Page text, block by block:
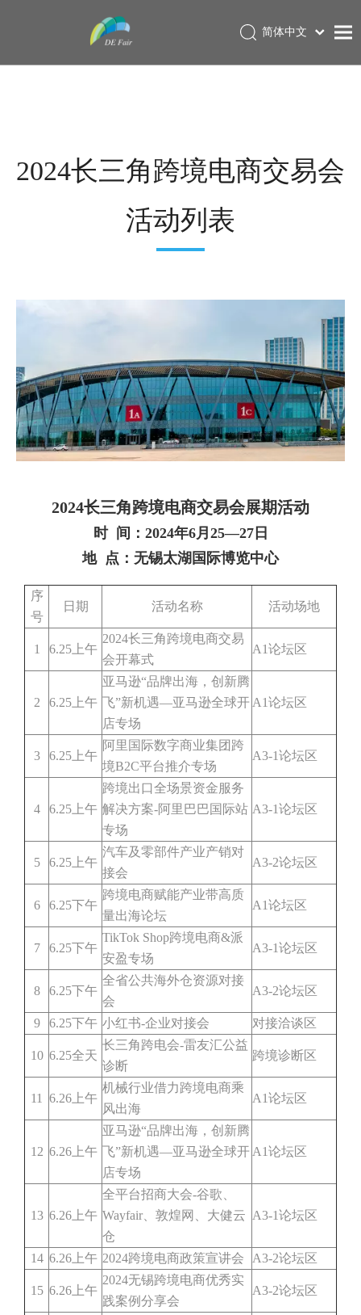
展会服务
简体中文
2024长三角跨境电商交易会
活动列表
2024长三角跨境电商交易会展期活动
时 间：2024年6月25—27日
地 点：无锡太湖国际博览中心
序
号
日期 活动名称 活动场地
1 6.25上午
2024长三角跨境电商交易
会开幕式
A1论坛区
2 6.25上午
亚马逊“品牌出海，创新腾
飞”新机遇—亚马逊全球开
店专场
A1论坛区
3 6.25上午
阿里国际数字商业集团跨
境B2C平台推介专场
A3-1论坛区
4 6.25上午
跨境出口全场景资金服务
解决方案-阿里巴巴国际站
专场
A3-1论坛区
5 6.25上午
汽车及零部件产业产销对
接会
A3-2论坛区
6 6.25下午
跨境电商赋能产业带高质
量出海论坛
A1论坛区
7 6.25下午
TikTok Shop跨境电商&派
安盈专场
A3-1论坛区
8 6.25下午
全省公共海外仓资源对接
会
A3-2论坛区
9 6.25下午 小红书-企业对接会 对接洽谈区
10 6.25全天
长三角跨电会-雷友汇公益
诊断
跨境诊断区
11 6.26上午
机械行业借力跨境电商乘
风出海
A1论坛区
12 6.26上午
亚马逊“品牌出海，创新腾
飞”新机遇—亚马逊全球开
店专场
A1论坛区
13 6.26上午
全平台招商大会-谷歌、
Wayfair、敦煌网、大健云
仓
A3-1论坛区
14 6.26上午 2024跨境电商政策宣讲会 A3-2论坛区
15 6.26上午
2024无锡跨境电商优秀实
践案例分享会
A3-2论坛区